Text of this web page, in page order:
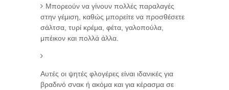
Μπορεούν να γίνουν πολλές παραλαγές
στην γέμιση, καθώς μπορείτε να προσθέσετε
σάλτσα, τυρί κρέμα, φέτα, γαλοπούλα,
μπέικον και πολλά άλλα.
Αυτές οι ψητές φλογέρες είναι ιδανικές για
βραδινό σνακ ή ακόμα και για κέρασμα σε